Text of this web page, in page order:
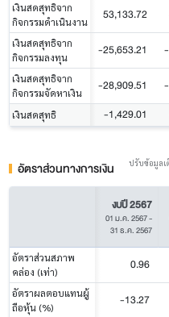
เงินสดสุทธิจาก
กิจกรรมดำเนินงาน
53,133.72
เงินสดสุทธิจาก
กิจกรรมลงทุน
-25,653.21
เงินสดสุทธิจาก
กิจกรรมจัดหาเงิน
-28,909.51
เงินสดสุทธิ -1,429.01
อัตราส่วนทางการเงิน
ปรับข้อมูล
งบปี 2567
01 ม.ค. 2567-
31 ธ.ค. 2567
อัตราส่วนสภาพ
คล่อง (เท่า)
0.96
อัตราผลตอบแทนผู้
ถือหุ้น (%)
-13.27